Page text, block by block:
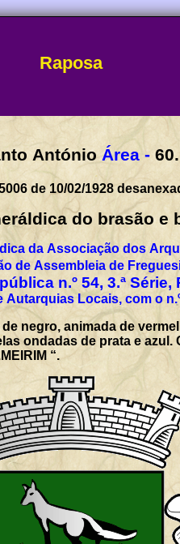
Raposa
António Área -
de 10/02/1928
do brasão e
da Associação dos
de Assembleia de
n.º 54, 3.ª Série,
Locais, com o
negro, animada de
ondadas de prata e
“.